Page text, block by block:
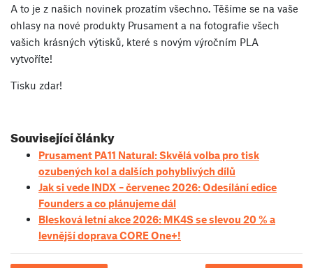
A to je z našich novinek prozatím všechno. Těšíme se na vaše
ohlasy na nové produkty Prusament a na fotografie všech
vašich krásných výtisků, které s novým výročním PLA
vytvoříte!
Tisku zdar!
Související články
Prusament PA11 Natural: Skvělá volba pro tisk
ozubených kol a dalších pohyblivých dílů
Jak si vede INDX – červenec 2026: Odesílání edice
Founders a co plánujeme dál
Blesková letní akce 2026: MK4S se slevou 20 % a
levnější doprava CORE One+!